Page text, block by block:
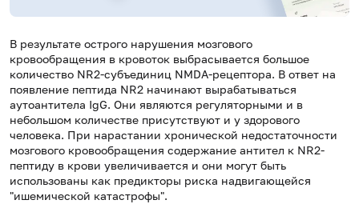
В результате острого нарушения мозгового
кровообращения в кровоток выбрасывается большое
количество NR2-субъединиц NMDA-рецептора. В ответ на
появление пептида NR2 начинают вырабатываться
аутоантитела IgG. Они являются регуляторными и в
небольшом количестве присутствуют и у здорового
человека. При нарастании хронической недостаточности
мозгового кровообращения содержание антител к NR2-
пептиду в крови увеличивается и они могут быть
использованы как предикторы риска надвигающейся
"ишемической катастрофы".